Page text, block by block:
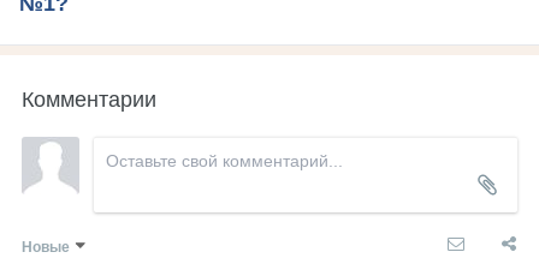
Комментарии
Новые